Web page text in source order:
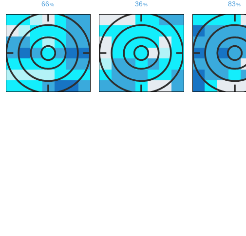
66 % 36% 83%